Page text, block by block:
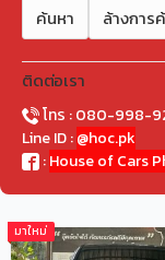
ค้นหา ล้างการ
ติดต่อเรา
โทร : 080-998-
Line ID :@hoc.pk
:House of Cars
มาใหม่